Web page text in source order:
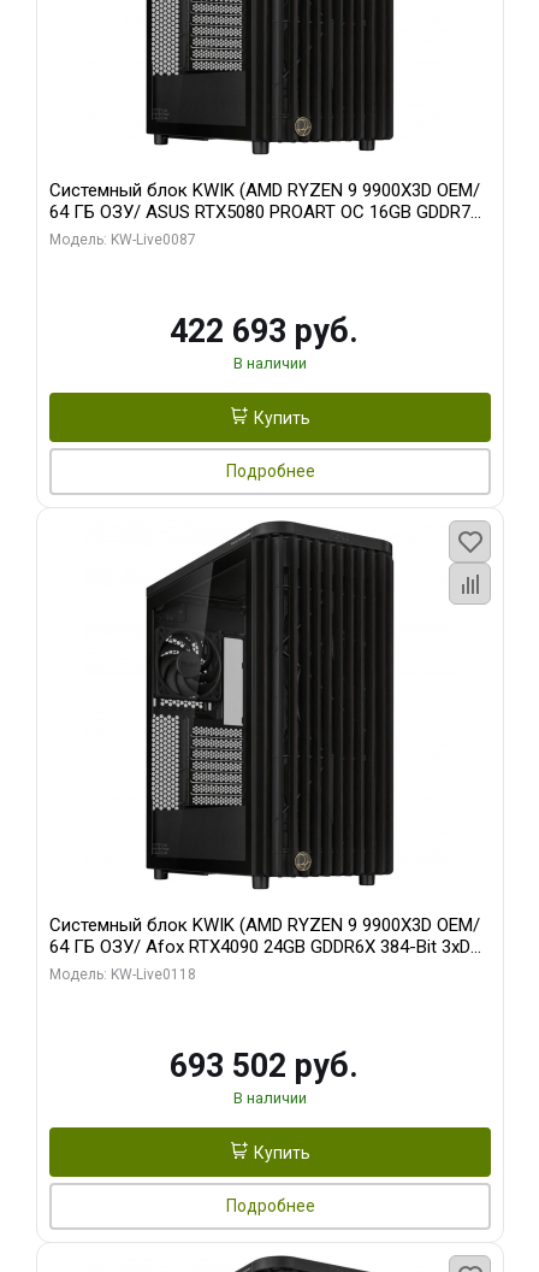
Системный блок KWIK (AMD RYZEN 9 9900X3D OEM/
64 ГБ ОЗУ/ ASUS RTX5080 PROART OC 16GB GDDR7
256bit Type-C DP 2/ 1 ТБ SSD)
Модель: KW-Live0087
422 693 руб.
В наличии
Купить
Подробнее
Системный блок KWIK (AMD RYZEN 9 9900X3D OEM/
64 ГБ ОЗУ/ Afox RTX4090 24GB GDDR6X 384-Bit 3xDP
HDMI ATX Turbo/ 960 ГБ SSD)
Модель: KW-Live0118
693 502 руб.
В наличии
Купить
Подробнее